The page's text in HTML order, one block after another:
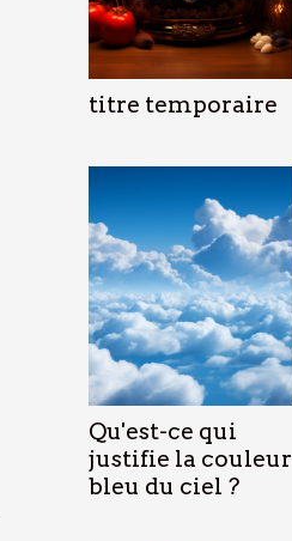
titre temporaire
Qu'est-ce qui
justifie la couleur
bleu du ciel ?